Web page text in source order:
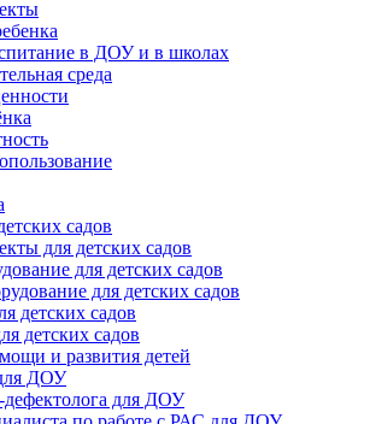
в ДОУ и в школах
среда
садов
для детских садов
для детских садов
для детских садов
детских садов
детских садов
и развития детей
ДОУ
дефектолога для ДОУ